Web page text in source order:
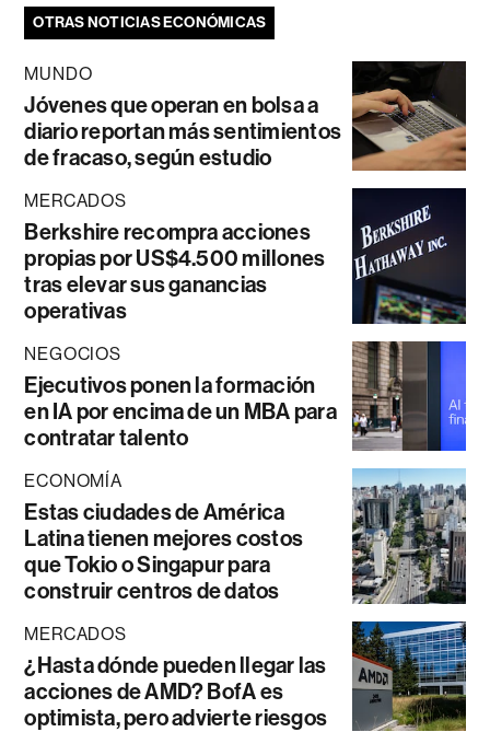
OTRAS NOTICIAS ECONÓMICAS
MUNDO
Jóvenes que operan en bolsa a
diario reportan más sentimientos
de fracaso, según estudio
MERCADOS
Berkshire recompra acciones
propias por US$4.500 millones
tras elevar sus ganancias
operativas
NEGOCIOS
Ejecutivos ponen la formación
en IA por encima de un MBA para
contratar talento
ECONOMÍA
Estas ciudades de América
Latina tienen mejores costos
que Tokio o Singapur para
construir centros de datos
MERCADOS
¿Hasta dónde pueden llegar las
acciones de AMD? BofA es
optimista, pero advierte riesgos